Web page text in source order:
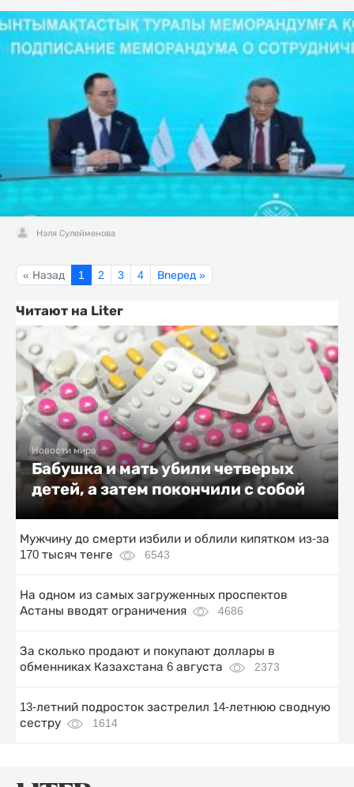
Нэля Сулейменова
« Назад 1 2 3 4 Вперед »
Читают на Liter
Новости мира
Бабушка и мать убили четверых
детей, а затем покончили с собой
Мужчину до смерти избили и облили кипятком из-за
170 тысяч тенге
6543
На одном из самых загруженных проспектов
Астаны вводят ограничения
4686
За сколько продают и покупают доллары в
обменниках Казахстана 6 августа
2373
13-летний подросток застрелил 14-летнюю сводную
сестру
1614